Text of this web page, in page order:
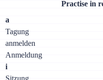
Practise in
а
Tagung
anmelden
Anmeldung
i
Sitzung